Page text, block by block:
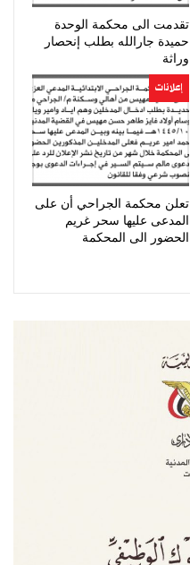
تقدمت الى محكمة الوحدة
حميدة جارالله بطلب إنحصار
وراثة
إعلانات
تعلن محكمة الجراحي أن على
المدعى عليها سحر غريم
الحضور الى المحكمة